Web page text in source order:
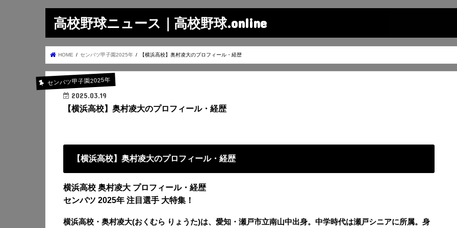
高校野球ニュース｜高校野球.online
HOME センバツ甲子園2025年 【横浜高校】奥村凌大のプロフィール・経歴
センバツ甲子園2025年
2025.03.19
【横浜高校】奥村凌大のプロフィール・経歴
【横浜高校】奥村凌大のプロフィール・経歴
横浜高校 奥村凌大 プロフィール・経歴
センバツ 2025年 注目選手 大特集！
横浜高校・奥村凌大(おくむら りょうた)は、愛知・瀬戸市立南山中出身。中学時代は瀬戸シニアに所属。身